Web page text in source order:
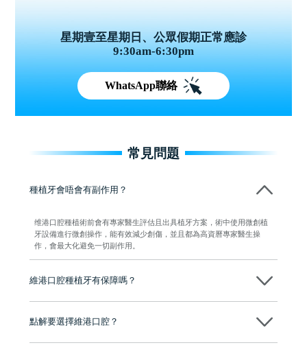
星期壹至星期日、公眾假期正常應診
9:30am-6:30pm
WhatsApp聯絡
常見問題
種植牙會唔會有副作用？
维港口腔種植術前會有專家醫生評估且出具植牙方案，術中使用微創植
牙設備進行微創操作，能有效減少創傷，並且都為高資曆專家醫生操
作，會最大化避免一切副作用。
維港口腔種植牙有保障嗎？
保養指導同維護服務，確保種完之後穩定、耐用又安心。
點解要選擇維港口腔？
維港口腔踐行「醫道濟世」的大學校訓，各分院匯聚來自香港、內地的